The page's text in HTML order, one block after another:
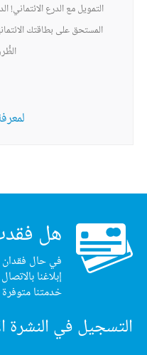
التمويل مع الدرع الائتماني!
المستحق على بطاقتك
هل
في حال فقدان
إبلاغنا
خدمتنا
التسجيل في النشرة